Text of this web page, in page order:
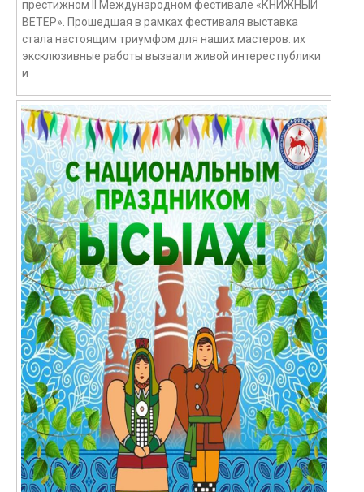
престижном II Международном фестивале «КНИЖНЫЙ
ВЕТЕР». Прошедшая в рамках фестиваля выставка
стала настоящим триумфом для наших мастеров: их
эксклюзивные работы вызвали живой интерес публики
и